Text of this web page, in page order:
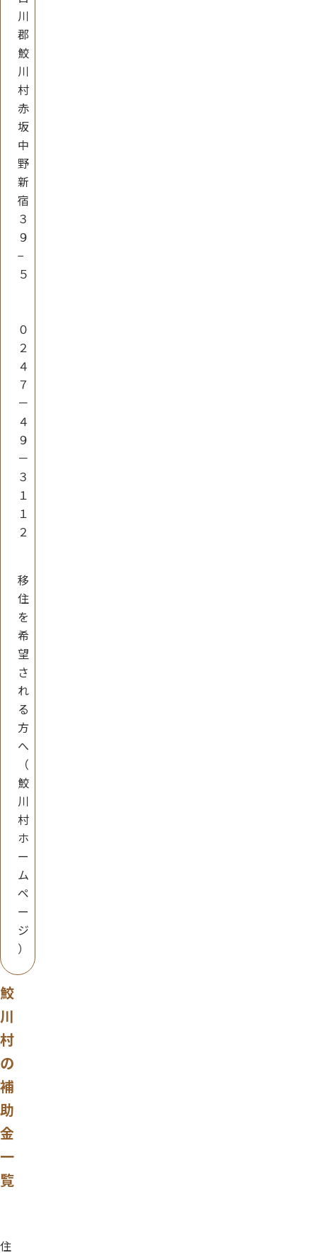
川
郡
鮫
川
村
赤
坂
中
野
新
宿
３
９
−
５
０
２
４
７
－
４
９
－
３
１
１
２
移
住
を
希
望
さ
れ
る
方
へ
（
鮫
川
村
ホ
ー
ム
ペ
ー
ジ
）
鮫
川
村
の
補
助
金
一
覧
住